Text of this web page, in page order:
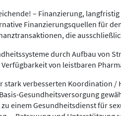
– Finanzierung,
Finanzierungsquellen für
die
durch Aufbau von
von leistbaren
verbesserten Koordination
Gesundheitsversorgung
einem Gesundheitsdienst für